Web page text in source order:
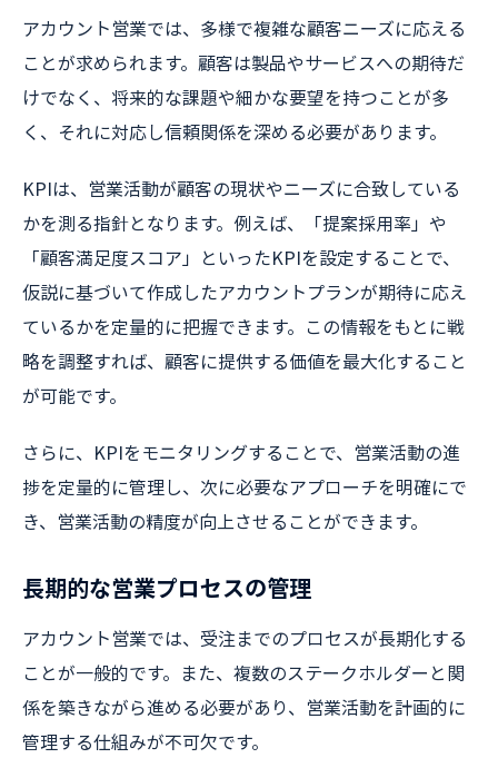
アカウント営業では、多様で複雑な顧客ニーズに応える
ことが求められます。顧客は製品やサービスへの期待だ
けでなく、将来的な課題や細かな要望を持つことが多
く、それに対応し信頼関係を深める必要があります。
KPIは、営業活動が顧客の現状やニーズに合致している
かを測る指針となります。例えば、「提案採用率」や
「顧客満足度スコア」といったKPIを設定することで、
仮説に基づいて作成したアカウントプランが期待に応え
ているかを定量的に把握できます。この情報をもとに戦
略を調整すれば、顧客に提供する価値を最大化すること
が可能です。
さらに、KPIをモニタリングすることで、営業活動の進
捗を定量的に管理し、次に必要なアプローチを明確にで
き、営業活動の精度が向上させることができます。
長期的な営業プロセスの管理
アカウント営業では、受注までのプロセスが長期化する
ことが一般的です。また、複数のステークホルダーと関
係を築きながら進める必要があり、営業活動を計画的に
管理する仕組みが不可欠です。